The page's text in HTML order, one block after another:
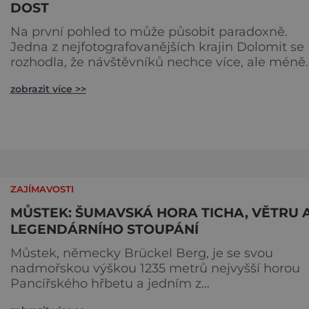
DOST
Na první pohled to může působit paradoxně.
Jedna z nejfotografovanějších krajin Dolomit se
rozhodla, že návštěvníků nechce více, ale méně.
zavádí od léta 2026 nová pravidla příjezdu, která
zobrazit více >>
ZAJÍMAVOSTI
MŮSTEK: ŠUMAVSKÁ HORA TICHA, VĚTRU
LEGENDÁRNÍHO STOUPÁNÍ
Můstek, německy Brückel Berg, je se svou
nadmořskou výškou 1235 metrů nejvyšší horou
Pancířského hřbetu a jedním z